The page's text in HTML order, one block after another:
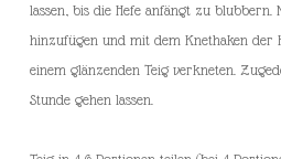
lassen, bis die Hefe anfängt zu
hinzufügen und mit dem Knethaken der
einem glänzenden Teig verkneten.
Stunde gehen lassen.